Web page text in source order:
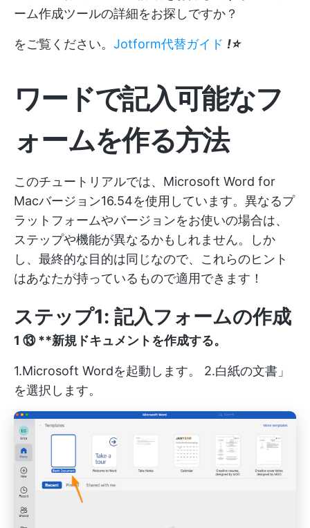
ーム作成ツールの詳細をお探しですか？
をご覧ください。 Jotform代替ガイド !⭐️
ワードで記入可能なフ
ォームを作る方法
このチュートリアルでは、Microsoft Word for
Macバージョン16.54を使用しています。異なるプ
ラットフォームやバージョンをお使いの場合は、
ステップや機能が異なるかもしれません。しか
し、最終的な目的は同じなので、これらのヒント
はあなたが持っているもので適用できます！
ステップ1: 記入フォームの作成
1️ ⑬ **新規ドキュメントを作成する。
1.Microsoft Wordを起動します。 2.白紙の文書」
を選択します。